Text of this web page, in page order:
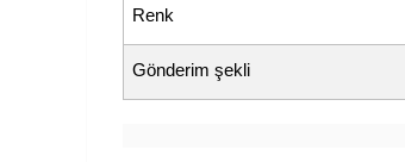
Renk
Gönderim şekli